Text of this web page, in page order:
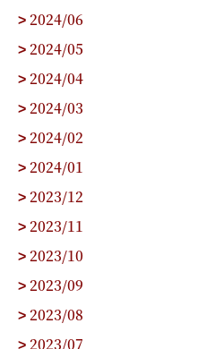
> 2024/06
> 2024/05
> 2024/04
> 2024/03
> 2024/02
> 2024/01
> 2023/12
> 2023/11
> 2023/10
> 2023/09
> 2023/08
> 2023/07